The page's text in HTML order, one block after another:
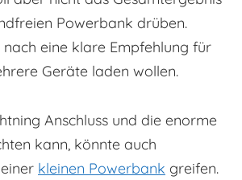
Powerbank drüben.
nach eine klare Empfehlung für
Geräte laden wollen.
Anschluss und die enorme
kann, könnte auch
kleinen Powerbank greifen.